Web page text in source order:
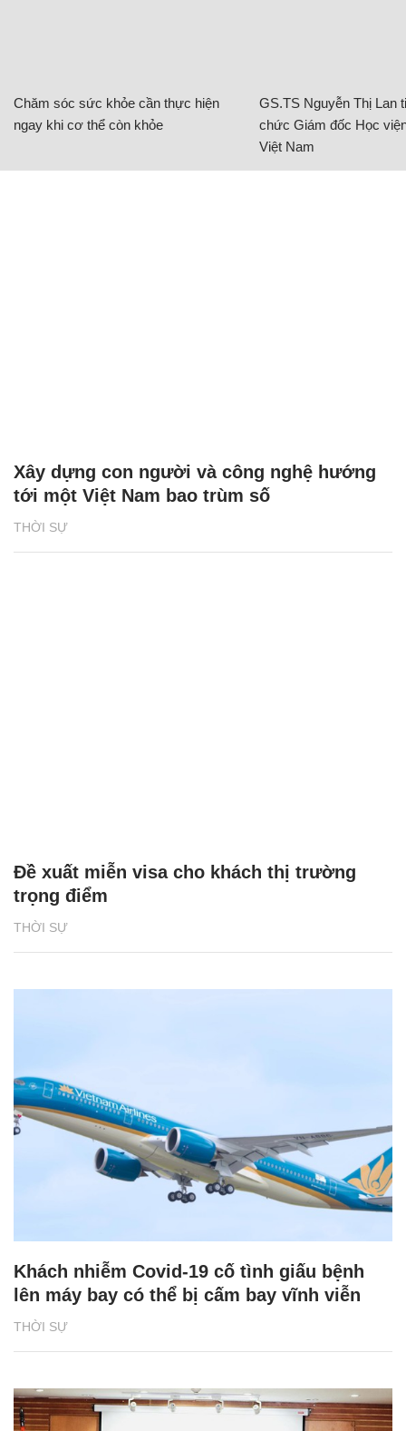
Chăm sóc sức khỏe cần thực hiện
ngay khi cơ thể còn khỏe
GS.TS Nguyễn Thị Lan
chức Giám đốc Học
Việt Nam
THỜI SỰ
Xây dựng con người và công nghệ hướng
tới một Việt Nam bao trùm số
THỜI SỰ
Đề xuất miễn visa cho khách thị trường
trọng điểm
THỜI SỰ
Khách nhiễm Covid-19 cố tình giấu bệnh
lên máy bay có thể bị cấm bay vĩnh viễn